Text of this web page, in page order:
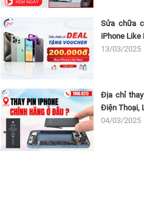
Sửa chữa
iPhone Like
13/03/2025
Địa chỉ
Điện Thoại,
04/03/2025